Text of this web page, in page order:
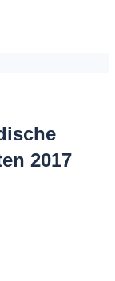
2017